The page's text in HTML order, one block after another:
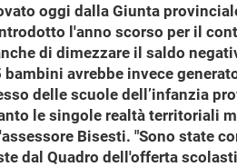
oggi dalla Giunta
l'anno scorso per il
di dimezzare il saldo
avrebbe invece
delle scuole dell’infanzia
le singole realtà territoriali
Bisesti. "Sono state
dal Quadro dell'offerta